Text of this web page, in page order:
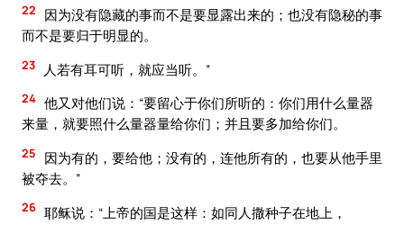
22
因为没有隐藏的事而不是要显露出来的；也没有隐秘的事
而不是要归于明显的。
23 人若有耳可听，就应当听。”
24 他又对他们说：“要留心于你们所听的：你们用什么量器
来量，就要照什么量器量给你们；并且要多加给你们。
25
因为有的，要给他；没有的，连他所有的，也要从他手里
被夺去。”
26 耶稣说：“上帝的国是这样：如同人撒种子在地上，